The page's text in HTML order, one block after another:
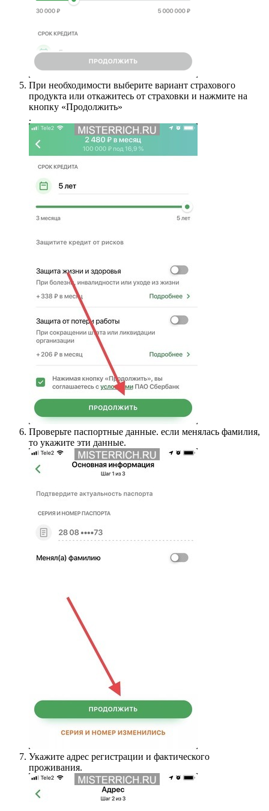
При необходимости выберите вариант страхового
продукта или откажитесь от страховки и нажмите на
кнопку «Продолжить»
.
Проверьте паспортные данные. если менялась фамилия,
то укажите эти данные.
Укажите адрес регистрации и фактического
проживания.